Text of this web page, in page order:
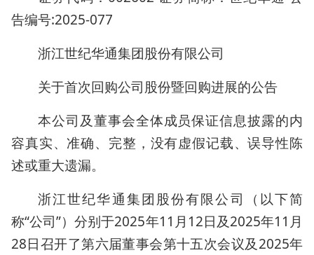
告编号:2025-077
浙江世纪华通集团股份有限公司
关于首次回购公司股份暨回购进展的公告
本公司及董事会全体成员保证信息披露的内
容真实、准确、完整，没有虚假记载、误导性陈
述或重大遗漏。
浙江世纪华通集团股份有限公司（以下简
称“公司”）分别于2025年11月12日及2025年11月
28日召开了第六届董事会第十五次会议及2025年